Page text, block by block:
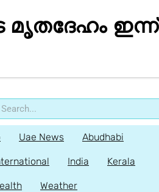
ഇന്ന്
Uae News Abudhabi
India Kerala
Weather